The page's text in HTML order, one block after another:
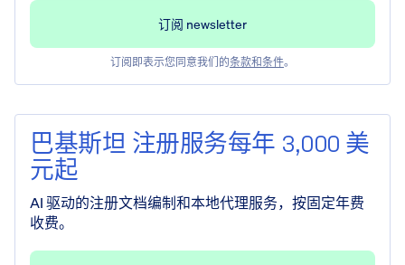
订阅即表示您同意我们的条款和条件。
巴基斯坦 注册服务每年 3,000 美
元起
AI 驱动的注册文档编制和本地代理服务，按固定年费
收费。